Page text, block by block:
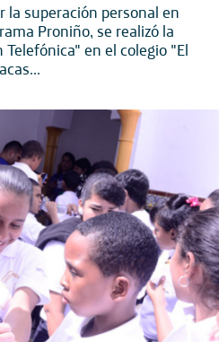
la superación personal en
Proniño, se realizó la
en el colegio "El